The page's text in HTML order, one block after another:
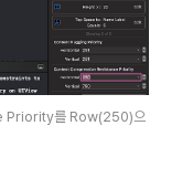
를 Row(250)으